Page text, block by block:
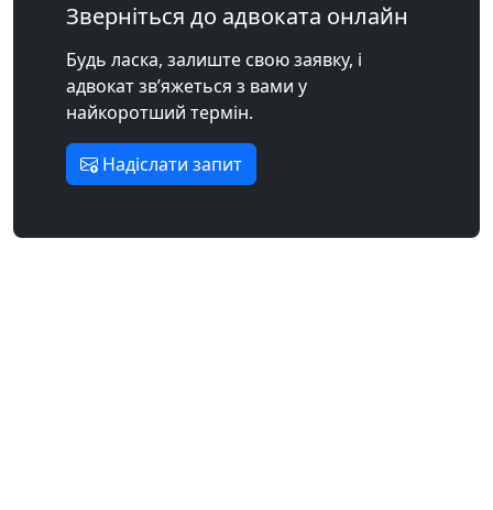
Зверніться до адвоката онлайн
Будь ласка, залиште свою заявку, і
адвокат зв’яжеться з вами у
найкоротший термін.
Надіслати запит